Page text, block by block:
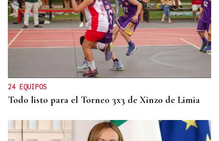
GUERRA EN IRÁN
Trump amenaza con un golpe “muy duro” si
24 EQUIPOS
Todo listo para el Torneo 3x3 de Xinzo de Limia